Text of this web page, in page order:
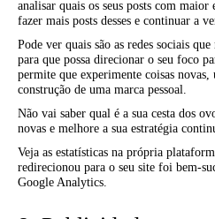
analisar quais os seus posts com
fazer mais posts desses e continuar a
Pode ver quais são as redes sociais que
para que possa direcionar o seu foco
permite que experimente coisas
construção de uma marca pessoal.
Não vai saber qual é a sua cesta dos
novas e melhore a sua estratégia
Veja as estatísticas na própria
redirecionou para o seu site foi bem-
Google Analytics.